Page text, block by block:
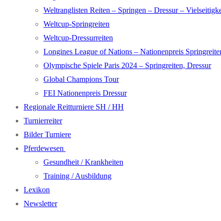
Weltranglisten Reiten – Springen – Dressur –
Weltcup-Springreiten
Weltcup-Dressurreiten
Longines League of Nations – Nationenpreis
Olympische Spiele Paris 2024 – Springreiten, Dressur
Global Champions Tour
FEI Nationenpreis Dressur
Regionale Reitturniere SH / HH
Turnierreiter
Bilder Turniere
Pferdewesen
Gesundheit / Krankheiten
Training / Ausbildung
Lexikon
Newsletter